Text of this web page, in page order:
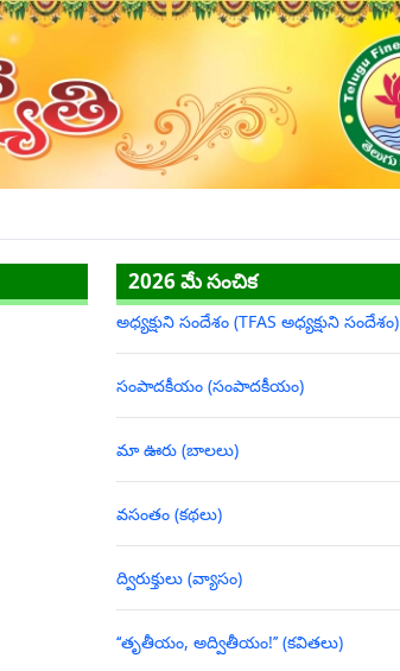
2026 మే సంచిక
అధ్యక్షుని సందేశం (TFAS అధ్యక్షుని సందేశం)
సంపాదకీయం (సంపాదకీయం)
మా ఊరు (బాలలు)
వసంతం (కథలు)
ద్విరుక్తులు (వ్యాసం)
‘‘తృతీయం, అద్వితీయం!’’ (కవితలు)